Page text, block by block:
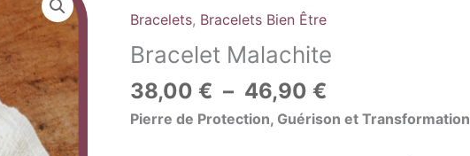
Bracelets, Bracelets Bien Être
Bracelet Malachite
38,00 € – 46,90 €
38,00 €
Pierre de Protection, Guérison et Transformation
de
Malachite